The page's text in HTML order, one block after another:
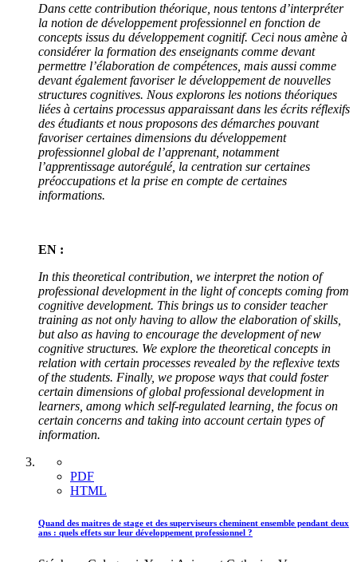
Dans cette contribution théorique, nous tentons d’interpréter
la notion de développement professionnel en fonction de
concepts issus du développement cognitif. Ceci nous amène à
considérer la formation des enseignants comme devant
permettre l’élaboration de compétences, mais aussi comme
devant également favoriser le développement de nouvelles
structures cognitives. Nous explorons les notions théoriques
liées à certains processus apparaissant dans les écrits réflexifs
des étudiants et nous proposons des démarches pouvant
favoriser certaines dimensions du développement
professionnel global de l’apprenant, notamment
l’apprentissage autorégulé, la centration sur certaines
préoccupations et la prise en compte de certaines
informations.
EN :
In this theoretical contribution, we interpret the notion of
professional development in the light of concepts coming from
cognitive development. This brings us to consider teacher
training as not only having to allow the elaboration of skills,
but also as having to encourage the development of new
cognitive structures. We explore the theoretical concepts in
relation with certain processes revealed by the reflexive texts
of the students. Finally, we propose ways that could foster
certain dimensions of global professional development in
learners, among which self-regulated learning, the focus on
certain concerns and taking into account certain types of
information.
PDF
HTML
Quand des maitres de stage et des superviseurs cheminent ensemble pendant deux
ans : quels effets sur leur développement professionnel ?